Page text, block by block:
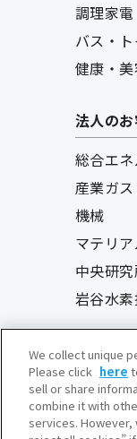
調理家電
バス・
健康・
法人の
総合エ
産業ガ
機械
マテリ
中央研
岩谷水
We collect unique
Please click here
sell or share
combine it with
services. However,